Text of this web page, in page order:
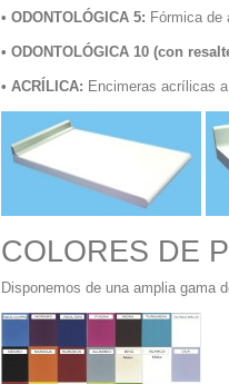
• ODONTOLÓGICA 5: Fórmica de
• ODONTOLÓGICA 10 (con
• ACRÍLICA: Encimeras acrílicas
COLORES DE
Disponemos de una amplia gama